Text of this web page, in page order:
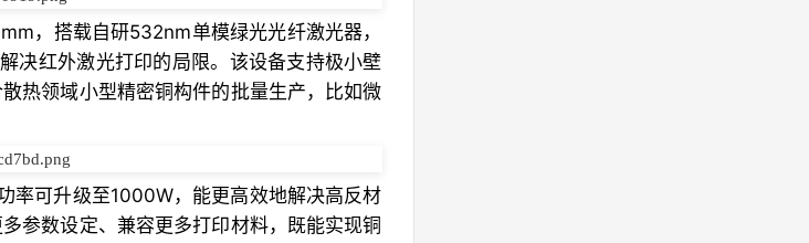
，搭载自研532nm单模绿光光纤激光器，
决红外激光打印的局限。该设备支持极小壁
热领域小型精密铜构件的批量生产，比如微
可升级至1000W，能更高效地解决高反材
参数设定、兼容更多打印材料，既能实现铜